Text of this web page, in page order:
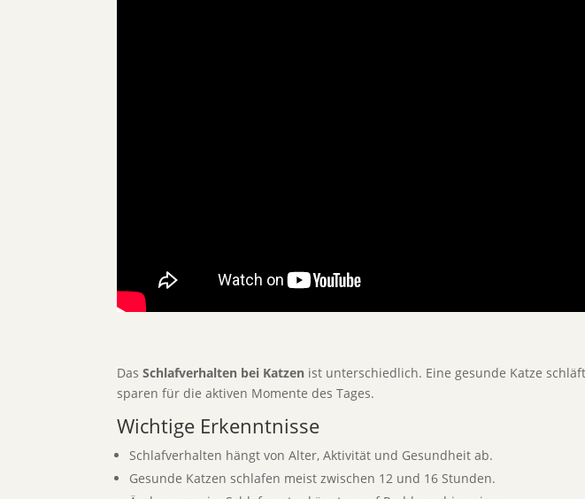
Das Schlafverhalten bei Katzen ist unterschiedlich. Eine gesunde Katze
sparen für die aktiven Momente des Tages.
Wichtige Erkenntnisse
Schlafverhalten hängt von Alter, Aktivität und Gesundheit ab.
Gesunde Katzen schlafen meist zwischen 12 und 16 Stunden.